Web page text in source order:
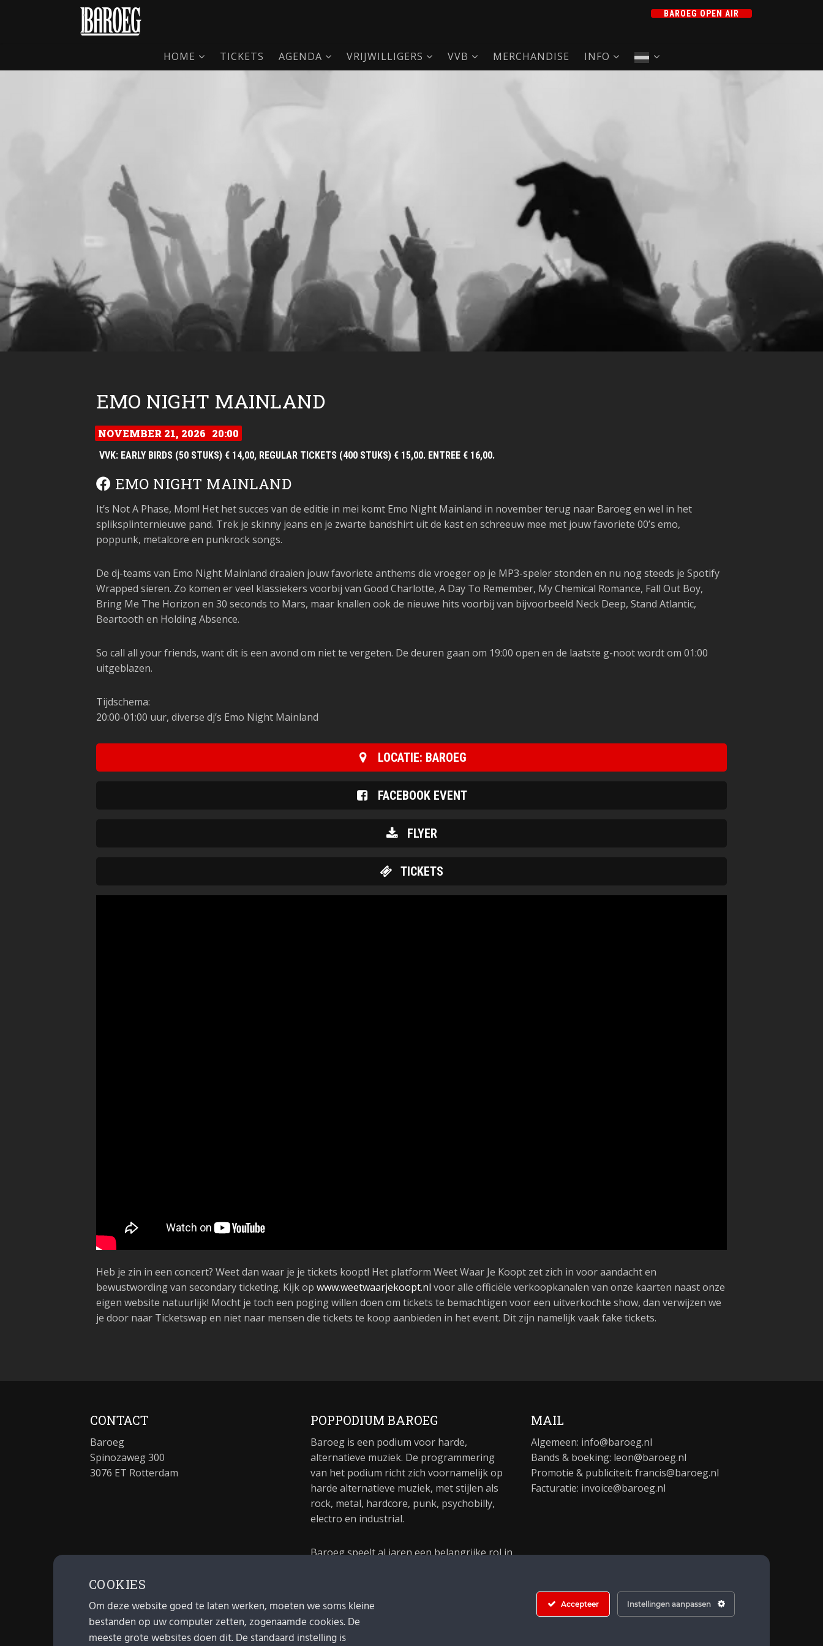
BAROEG OPEN AIR
HOME TICKETS AGENDA VRIJWILLIGERS VVB MERCHANDISE INFO
EMO NIGHT MAINLAND
NOVEMBER 21, 2026 20:00
VVK: EARLY BIRDS (50 STUKS) € 14,00, REGULAR TICKETS (400 STUKS) € 15,00. ENTREE € 16,00.
EMO NIGHT MAINLAND
It’s Not A Phase, Mom! Het het succes van de editie in mei komt Emo Night Mainland in november terug naar Baroeg en wel in het
spliksplinternieuwe pand. Trek je skinny jeans en je zwarte bandshirt uit de kast en schreeuw mee met jouw favoriete 00’s emo,
poppunk, metalcore en punkrock songs.
De dj-teams van Emo Night Mainland draaien jouw favoriete anthems die vroeger op je MP3-speler stonden en nu nog steeds je Spotify
Wrapped sieren. Zo komen er veel klassiekers voorbij van Good Charlotte, A Day To Remember, My Chemical Romance, Fall Out Boy,
Bring Me The Horizon en 30 seconds to Mars, maar knallen ook de nieuwe hits voorbij van bijvoorbeeld Neck Deep, Stand Atlantic,
Beartooth en Holding Absence.
So call all your friends, want dit is een avond om niet te vergeten. De deuren gaan om 19:00 open en de laatste g-noot wordt om 01:00
uitgeblazen.
Tijdschema:
20:00-01:00 uur, diverse dj’s Emo Night Mainland
LOCATIE: BAROEG
FACEBOOK EVENT
FLYER
TICKETS
Heb je zin in een concert? Weet dan waar je je tickets koopt! Het platform Weet Waar Je Koopt zet zich in voor aandacht en
bewustwording van secondary ticketing. Kijk op www.weetwaarjekoopt.nl voor alle officiële verkoopkanalen van onze kaarten naast onze
eigen website natuurlijk! Mocht je toch een poging willen doen om tickets te bemachtigen voor een uitverkochte show, dan verwijzen we
je door naar Ticketswap en niet naar mensen die tickets te koop aanbieden in het event. Dit zijn namelijk vaak fake tickets.
CONTACT
Baroeg
Spinozaweg 300
3076 ET Rotterdam
POPPODIUM BAROEG
Baroeg is een podium voor harde,
alternatieve muziek. De programmering
van het podium richt zich voornamelijk op
harde alternatieve muziek, met stijlen als
rock, metal, hardcore, punk, psychobilly,
electro en industrial.
Baroeg speelt al jaren een belangrijke rol in
MAIL
Algemeen: info@baroeg.nl
Bands & boeking: leon@baroeg.nl
Promotie & publiciteit: francis@baroeg.nl
Facturatie: invoice@baroeg.nl
COOKIES
Om deze website goed te laten werken, moeten we soms kleine
bestanden op uw computer zetten, zogenaamde cookies. De
meeste grote websites doen dit. De standaard instelling is
Accepteer Instellingen aanpassen